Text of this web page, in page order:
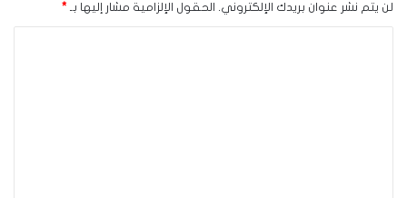
لن يتم نشر عنوان بريدك الإلكتروني. الحقول الإلزامية مشار إليها بـ *